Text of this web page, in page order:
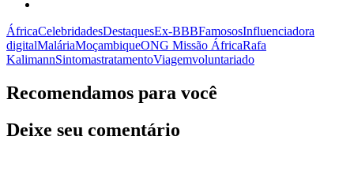
ÁfricaCelebridadesDestaquesEx-BBBFamososInfluenciadora
digitalMaláriaMoçambiqueONG Missão ÁfricaRafa
KalimannSintomastratamentoViagemvoluntariado
Recomendamos para você
Deixe seu comentário